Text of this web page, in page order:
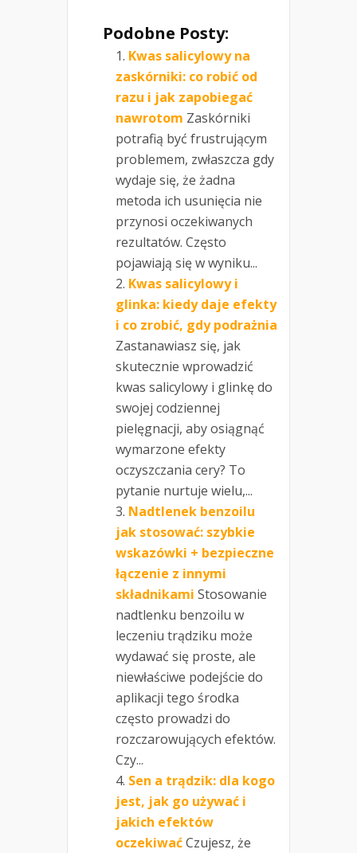
Podobne Posty:
Kwas salicylowy na
zaskórniki: co robić od
razu i jak zapobiegać
nawrotom Zaskórniki
potrafią być frustrującym
problemem, zwłaszcza gdy
wydaje się, że żadna
metoda ich usunięcia nie
przynosi oczekiwanych
rezultatów. Często
pojawiają się w wyniku...
Kwas salicylowy i
glinka: kiedy daje efekty
i co zrobić, gdy podrażnia
Zastanawiasz się, jak
skutecznie wprowadzić
kwas salicylowy i glinkę do
swojej codziennej
pielęgnacji, aby osiągnąć
wymarzone efekty
oczyszczania cery? To
pytanie nurtuje wielu,...
Nadtlenek benzoilu
jak stosować: szybkie
wskazówki + bezpieczne
łączenie z innymi
składnikami Stosowanie
nadtlenku benzoilu w
leczeniu trądziku może
wydawać się proste, ale
niewłaściwe podejście do
aplikacji tego środka
często prowadzi do
rozczarowujących efektów.
Czy...
Sen a trądzik: dla kogo
jest, jak go używać i
jakich efektów
oczekiwaćCzujesz, że